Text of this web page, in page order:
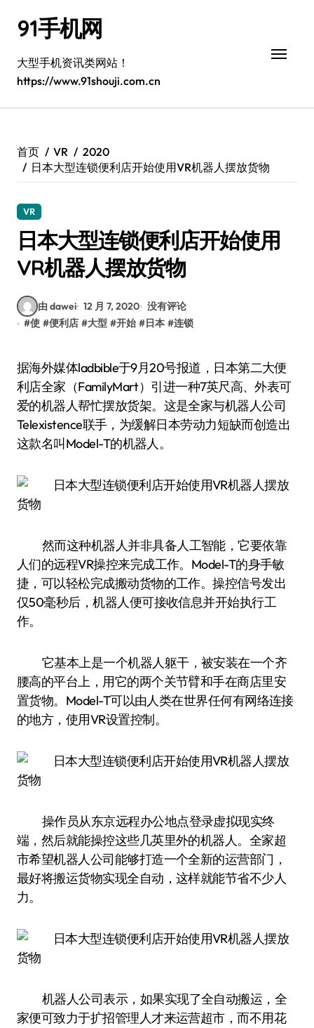
91手机网
大型手机资讯类网站！
https://www.91shouji.com.cn
首页 VR
2020
日本大型连锁便利店开始使用VR机器人摆放货物
VR
日本大型连锁便利店开始使用
VR机器人摆放货物
由 dawei 12 月 7, 2020 没有评论
#使 #便利店 #大型 #开始 #日本 #连锁
据海外媒体ladbible于9月20号报道，日本第二大便
利店全家（FamilyMart）引进一种7英尺高、外表可
爱的机器人帮忙摆放货架。这是全家与机器人公司
Telexistence联手，为缓解日本劳动力短缺而创造出
这款名叫Model-T的机器人。
然而这种机器人并非具备人工智能，它要依靠
人们的远程VR操控来完成工作。Model-T的身手敏
捷，可以轻松完成搬动货物的工作。操控信号发出
仅50毫秒后，机器人便可接收信息并开始执行工
作。
它基本上是一个机器人躯干，被安装在一个齐
腰高的平台上，用它的两个关节臂和手在商店里安
置货物。Model-T可以由人类在世界任何有网络连接
的地方，使用VR设置控制。
操作员从东京远程办公地点登录虚拟现实终
端，然后就能操控这些几英里外的机器人。全家超
市希望机器人公司能够打造一个全新的运营部门，
最好将搬运货物实现全自动，这样就能节省不少人
力。
机器人公司表示，如果实现了全自动搬运，全
家便可致力于扩招管理人才来运营超市，而不用花